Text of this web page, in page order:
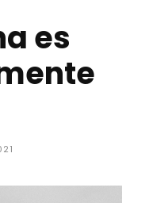
es